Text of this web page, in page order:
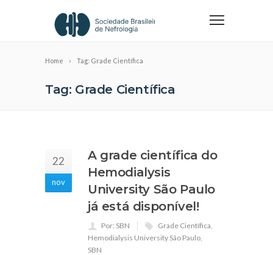
Home Tag: Grade Científica
Tag: Grade Científica
22
nov
A grade científica do
Hemodialysis
University São Paulo
já está disponível!
Por: SBN Grade Científica,
Hemodialysis University São Paulo,
SBN